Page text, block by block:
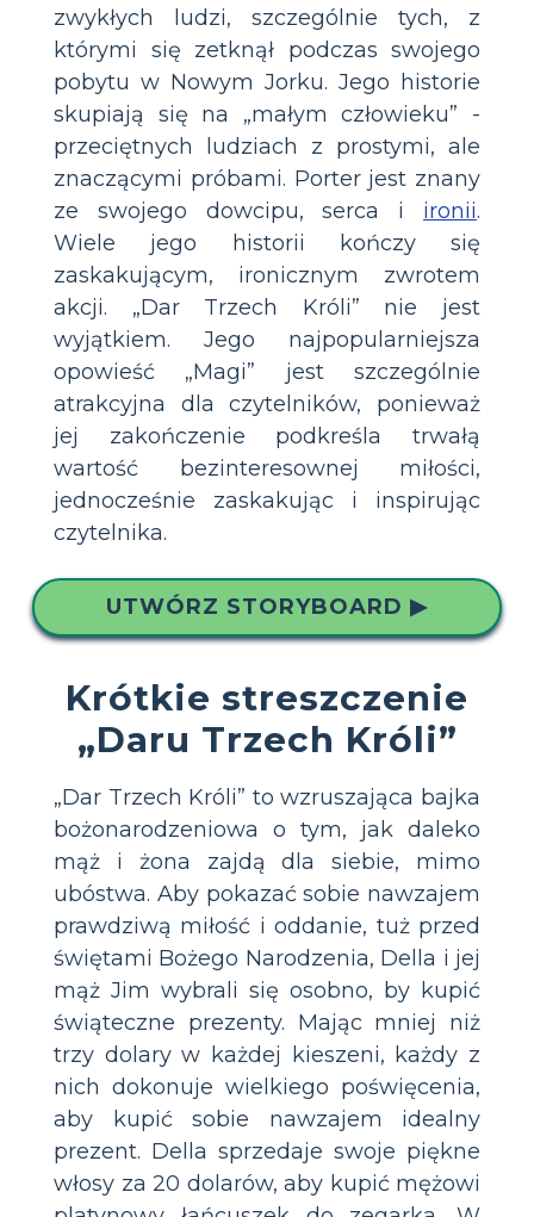
zwykłych ludzi, szczególnie tych, z
którymi się zetknął podczas swojego
pobytu w Nowym Jorku. Jego historie
skupiają się na „małym człowieku” -
przeciętnych ludziach z prostymi, ale
znaczącymi próbami. Porter jest znany
ze swojego dowcipu, serca i ironii.
Wiele jego historii kończy się
zaskakującym, ironicznym zwrotem
akcji. „Dar Trzech Króli” nie jest
wyjątkiem. Jego najpopularniejsza
opowieść „Magi” jest szczególnie
atrakcyjna dla czytelników, ponieważ
jej zakończenie podkreśla trwałą
wartość bezinteresownej miłości,
jednocześnie zaskakując i inspirując
czytelnika.
UTWÓRZ STORYBOARD ▶
Krótkie streszczenie
„Daru Trzech Króli”
„Dar Trzech Króli” to wzruszająca bajka
bożonarodzeniowa o tym, jak daleko
mąż i żona zajdą dla siebie, mimo
ubóstwa. Aby pokazać sobie nawzajem
prawdziwą miłość i oddanie, tuż przed
świętami Bożego Narodzenia, Della i jej
mąż Jim wybrali się osobno, by kupić
świąteczne prezenty. Mając mniej niż
trzy dolary w każdej kieszeni, każdy z
nich dokonuje wielkiego poświęcenia,
aby kupić sobie nawzajem idealny
prezent. Della sprzedaje swoje piękne
włosy za 20 dolarów, aby kupić mężowi